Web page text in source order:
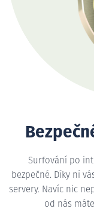
Surfování po
bezpečné. Díky ní
servery. Navíc nic
od nás máte